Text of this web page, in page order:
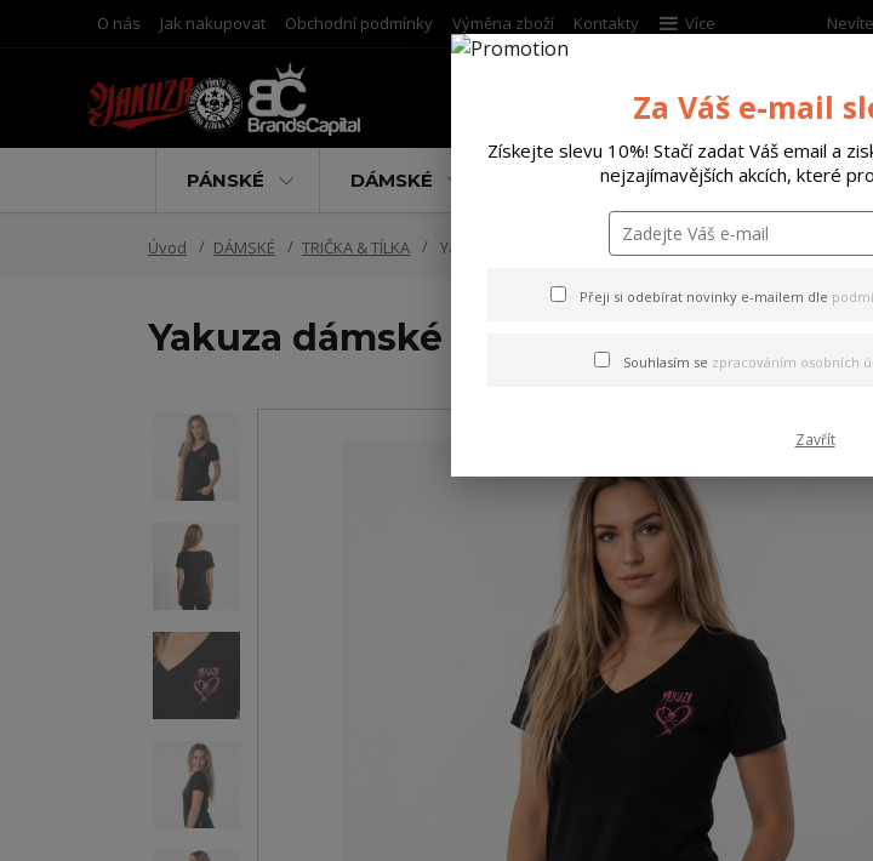
O nás Jak nakupovat Obchodní podmínky Výměna zboží Kontakty Více
PÁNSKÉ DÁMSKÉ DOPLŇKY
Úvod DÁMSKÉ TRIČKA & TÍLKA Yakuza dámské tílko Heart Curved V Neck Basic T-Shirt black
Yakuza dámské tílko Heart Curved V
Za Váš e-mail
Získejte slevu 10%! Stačí zadat Váš email a
nejzajímavějších akcích, které
Přeji si odebírat novinky e-mailem dle
Souhlasím se zpracováním osobních
Zavřít